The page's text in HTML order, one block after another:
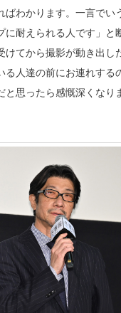
ばわかります。一言でい
に耐えられる人です」と
けてから撮影が動き出し
る人達の前にお連れする
と思ったら感慨深くなり